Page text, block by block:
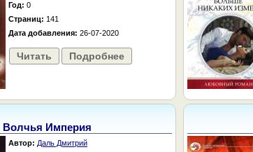
Год: 0
Страниц: 141
Дата добавления: 26-07-2020
Читать Подробнее
Волчья Империя
Автор: Даль Дмитрий